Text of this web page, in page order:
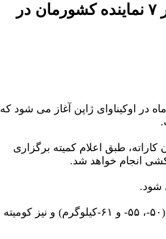
برنامه مسابقات کاراته وان ژاپن اعلام شد/ حضور ۷ نماینده کشورمان در
کاراته وان) در حالی از روز شنبه ۸ شهریور ماه در اوکیناوای ژاپن آغاز می شود که
طبق اعلام کمیته برگزاری
شود.
همچنین از ساعت ۱۳ الی ۲۱ همانروز مسابقات کومیته بانوان در اوزان(۵۰-، ۵۵- و ۶۱-کیلوگرم) و نیز کومیته